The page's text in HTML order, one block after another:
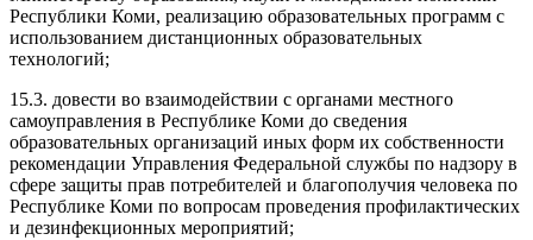
Республики Коми, реализацию образовательных программ с
использованием дистанционных образовательных
технологий;
15.3. довести во взаимодействии с органами местного
самоуправления в Республике Коми до сведения
образовательных организаций иных форм их собственности
рекомендации Управления Федеральной службы по надзору в
сфере защиты прав потребителей и благополучия человека по
Республике Коми по вопросам проведения профилактических
и дезинфекционных мероприятий;